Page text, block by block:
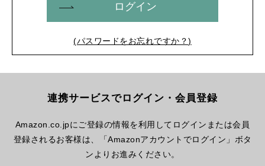
ログイン
パスワードをお忘れですか？
連携サービスでログイン・会員登録
Amazon.co.jpにご登録の情報を利用してログインまたは会員
登録されるお客様は、「Amazonアカウントでログイン」ボタ
ンよりお進みください。